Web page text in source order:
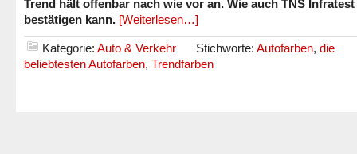
Trend hält offenbar nach wie vor an. Wie auch TNS
bestätigen kann. [Weiterlesen…]
Kategorie: Auto & Verkehr Stichworte: Autofarben, die
beliebtesten Autofarben, Trendfarben